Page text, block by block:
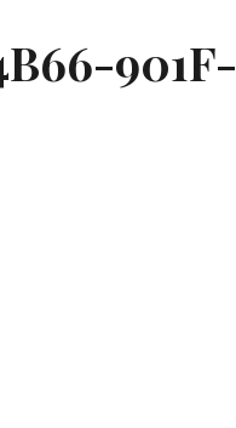
901F-